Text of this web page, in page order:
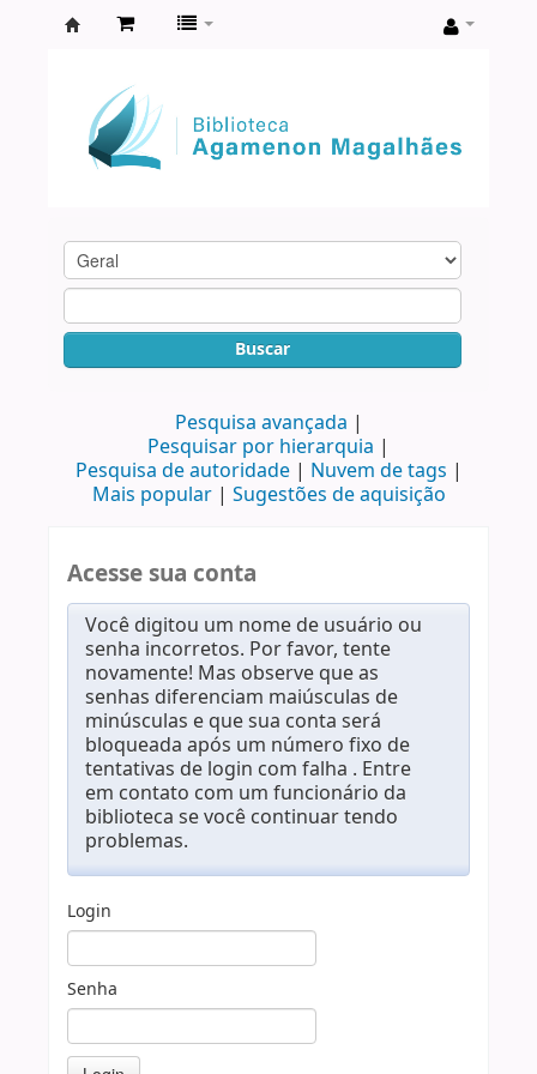
Agamenon
Magalhães
Buscar
Pesquisa avançada
Pesquisar por hierarquia
Pesquisa de autoridade
Nuvem de tags
Mais popular
Sugestões de aquisição
Acesse sua conta
Você digitou um nome de usuário ou
senha incorretos. Por favor, tente
novamente! Mas observe que as
senhas diferenciam maiúsculas de
minúsculas e que sua conta será
bloqueada após um número fixo de
tentativas de login com falha . Entre
em contato com um funcionário da
biblioteca se você continuar tendo
problemas.
Login
Senha